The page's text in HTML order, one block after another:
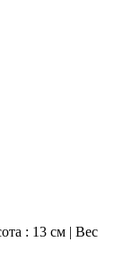
: 13 см | Вес